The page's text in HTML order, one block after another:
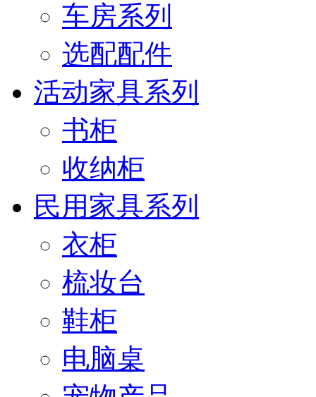
车房系列
选配配件
活动家具系列
书柜
收纳柜
民用家具系列
衣柜
梳妆台
鞋柜
电脑桌